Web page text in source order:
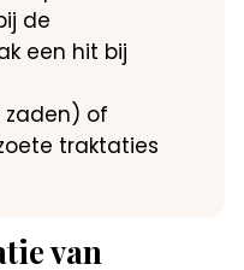
de
een hit bij
zaden) of
traktaties
van